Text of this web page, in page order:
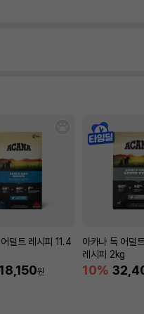
덜트 레시피 11.4
원
아카나 독 어덜
레시피 2kg
10%